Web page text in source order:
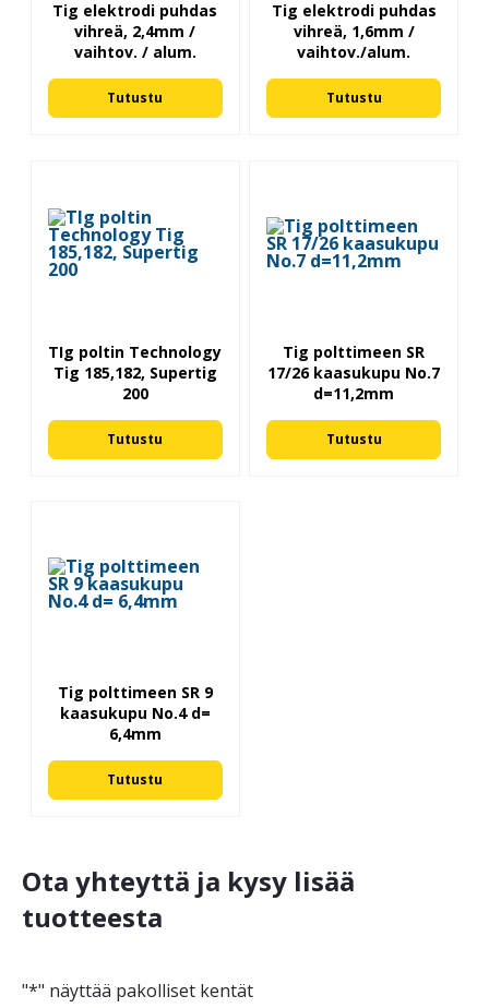
Tig elektrodi puhdas
vihreä, 2,4mm /
vaihtov. / alum.
Tutustu
Tig elektrodi puhdas
vihreä, 1,6mm /
vaihtov./alum.
Tutustu
TIg poltin Technology
Tig 185,182, Supertig
200
Tutustu
Tig polttimeen SR
17/26 kaasukupu No.7
d=11,2mm
Tutustu
Tig polttimeen SR 9
kaasukupu No.4 d=
6,4mm
Tutustu
Ota yhteyttä ja kysy lisää
tuotteesta
"*" näyttää pakolliset kentät